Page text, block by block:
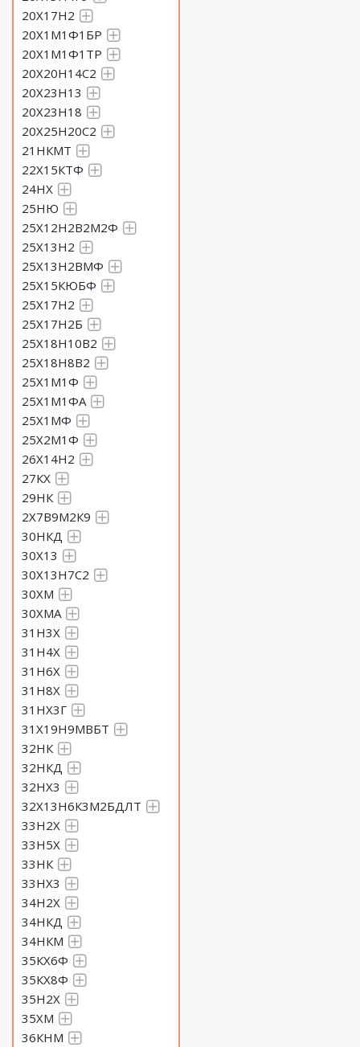
20Х17Н2
20Х1М1Ф1БР
20Х1М1Ф1ТР
20Х20Н14С2
20Х23Н13
20Х23Н18
20Х25Н20С2
21НКМТ
22Х15КТФ
24НХ
25НЮ
25Х12Н2В2М2Ф
25Х13Н2
25Х13Н2ВМФ
25Х15КЮБФ
25Х17Н2
25Х17Н2Б
25Х18Н10В2
25Х18Н8В2
25Х1М1Ф
25Х1М1ФА
25Х1МФ
25Х2М1Ф
26Х14Н2
27КХ
29НК
2Х7В9М2К9
30НКД
30Х13
30Х13Н7С2
30ХМ
30ХМА
31Н3Х
31Н4Х
31Н6Х
31Н8Х
31НХ3Г
31Х19Н9МВБТ
32НК
32НКД
32НХ3
32Х13Н6К3М2БДЛТ
33Н2Х
33Н5Х
33НК
33НХ3
34Н2Х
34НКД
34НКМ
35КХ6Ф
35КХ8Ф
35Н2Х
35ХМ
36КНМ